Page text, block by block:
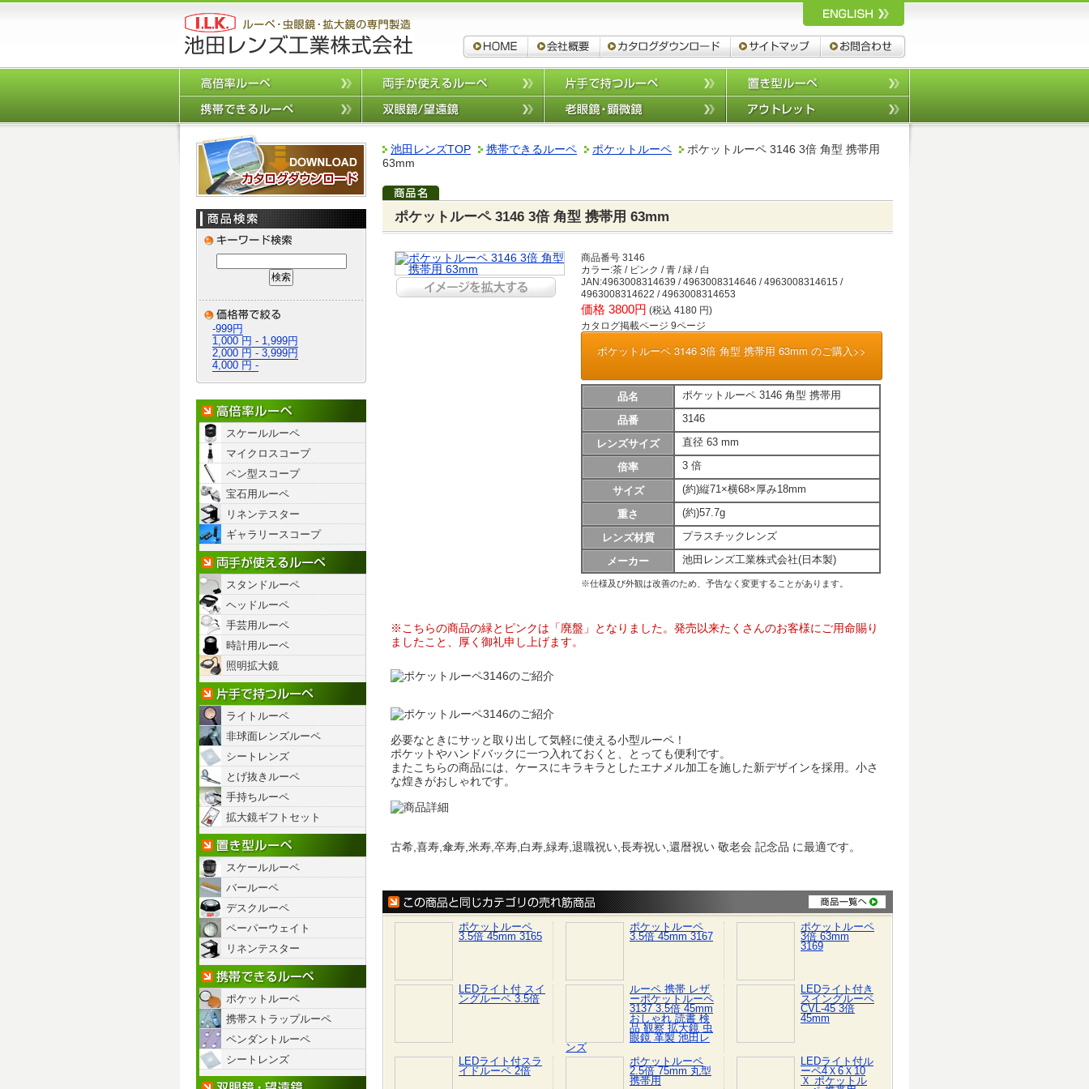
ルーペ,拡大鏡,双眼鏡 池田レンズ工業株式会社
ルーペ,拡大鏡,双眼鏡 池田レンズ工業株式会社
会社概要 カタログダウンロードサイトマップ
携帯できるルーペ 双眼鏡/望遠鏡 老眼鏡/顕微鏡
-999円
1,000 円 - 1,999円
2,000 円 - 3,999円
4,000 円 -
スケールルーペ
マイクロスコープ
ペン型スコープ
宝石用ルーペ
リネンテスター
ギャラリースコープ
スタンドルーペ
ヘッドルーペ
手芸用ルーペ
時計用ルーペ
照明拡大鏡
ライトルーペ
非球面レンズルーペ
シートレンズ
とげ抜きルーペ
手持ちルーペ
拡大鏡ギフトセット
置き型ルーペ
スケールルーペ
バールーペ
デスクルーペ
ペーパーウェイト
リネンテスター
ポケットルーペ
携帯ストラップルーペ
ペンダントルーペ
シートレンズ
池田レンズTOP 携帯できるルーペ ポケットルーペ
ポケットルーペ 3146 3倍 角型 携帯用
63mm
ポケットルーペ 3146 3倍 角型 携帯用 63mm
商品番号 3146
カラー:茶 / ピンク / 青 / 緑 / 白
JAN:4963008314639 / 4963008314646 / 4963008314615 /
4963008314622 / 4963008314653
価格 3800円 (税込 4180 円)
カタログ掲載ページ 9ページ
ポケットルーペ 3146 3倍 角型 携帯用 63mm のご購入>>
品名 ポケットルーペ 3146 角型 携帯用
品番 3146
レンズサイズ 直径 63 mm
倍率 3 倍
サイズ (約)縦71×横68×厚み18mm
重さ (約)57.7g
レンズ材質 プラスチックレンズ
メーカー 池田レンズ工業株式会社(日本製)
※仕様及び外観は改善のため、予告なく変更することがあります。
※こちらの商品の緑とピンクは「廃盤」となりました。発売以来たくさんのお客様にご用命賜り
ましたこと、厚く御礼申し上げます。
必要なときにサッと取り出して気軽に使える小型ルーペ！
ポケットやハンドバックに一つ入れておくと、とっても便利です。
またこちらの商品には、ケースにキラキラとしたエナメル加工を施した新デザインを採用。小さ
な煌きがおしゃれです。
古希,喜寿,傘寿,米寿,卒寿,白寿,緑寿,退職祝い,長寿祝い,還暦祝い 敬老会 記念品 に最適です。
この商品と同じカテゴリの商品
ポケットルーペ
3.5倍 45mm 3165
ポケットルーペ
3.5倍 45mm 3167
ポケットルーペ
3倍 63mm
3169
LEDライト付 スイ
ングルーペ 3.5倍
ルーペ 携帯 レザ
ーポケットルーペ
3137 3.5倍 45mm
おしゃれ 読書 検
品 観察 拡大鏡 虫
眼鏡 革製 池田レ
ンズ
LEDライト付き
スイングルーペ
CVL-45 3倍
45mm
LEDライト付スラ
イドルーペ 2倍
ポケットルーペ
2.5倍 75mm 丸型
携帯用
LEDライト付ル
ーペ4Ｘ6Ｘ10
Ｘ ポケットル